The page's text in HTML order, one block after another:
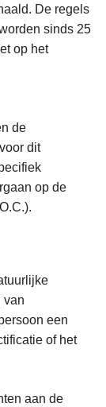
De regels
sinds 25
op het
de
dit
op de
van
een
of het
aan de